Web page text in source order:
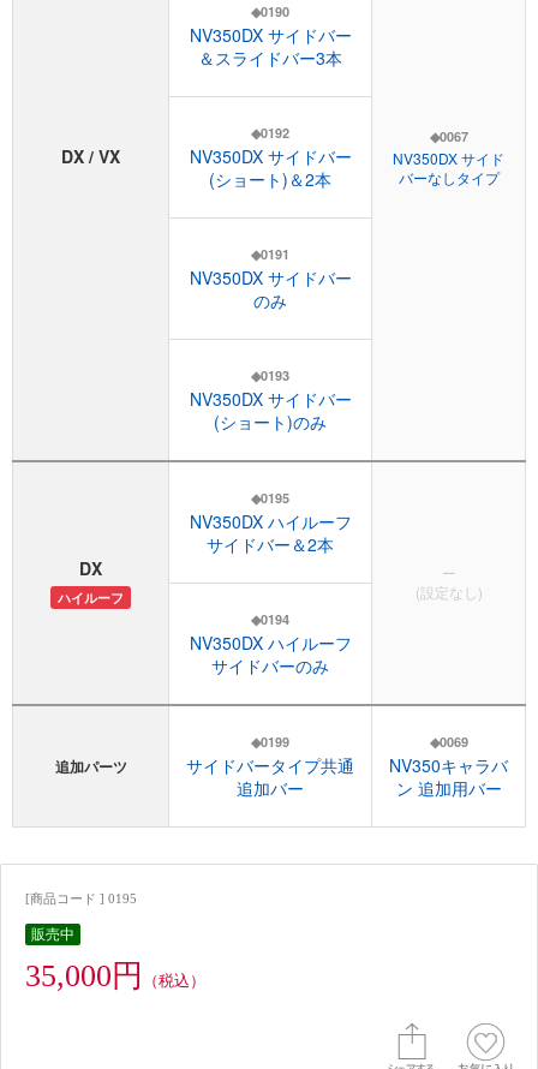
DX / VX
◆0067
NV350DX サイド
バーなしタイプ
◆0190
NV350DX サイドバー
＆スライドバー3本
◆0192
NV350DX サイドバー
(ショート)＆2本
◆0191
NV350DX サイドバー
のみ
◆0193
NV350DX サイドバー
(ショート)のみ
DX
ハイルーフ
◆0195
NV350DX ハイルーフ
サイドバー＆2本
ー
(設定なし)
◆0194
NV350DX ハイルーフ
サイドバーのみ
追加パーツ
◆0199
サイドバータイプ共通
追加バー
◆0069
NV350キャラバ
ン 追加用バー
[商品コード ] 0195
販売中
35,000円 （税込）